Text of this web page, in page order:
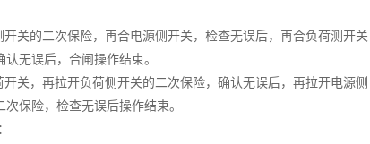
关的二次保险，再合电源侧开关，检查无误后，再合负荷测开关
无误后，合闸操作结束。
关，再拉开负荷侧开关的二次保险，确认无误后，再拉开电源侧
保险，检查无误后操作结束。